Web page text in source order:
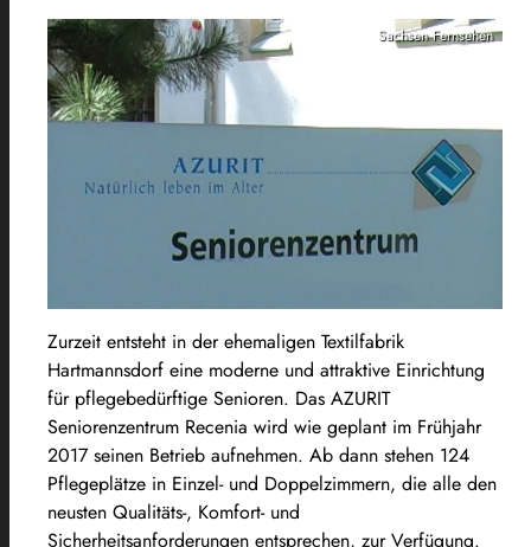
Sachsen Fernsehen
Zurzeit entsteht in der ehemaligen Textilfabrik
Hartmannsdorf eine moderne und attraktive Einrichtung
für pflegebedürftige Senioren. Das AZURIT
Seniorenzentrum Recenia wird wie geplant im Frühjahr
2017 seinen Betrieb aufnehmen. Ab dann stehen 124
Pflegeplätze in Einzel- und Doppelzimmern, die alle den
neusten Qualitäts-, Komfort- und
Sicherheitsanforderungen entsprechen, zur Verfügung.